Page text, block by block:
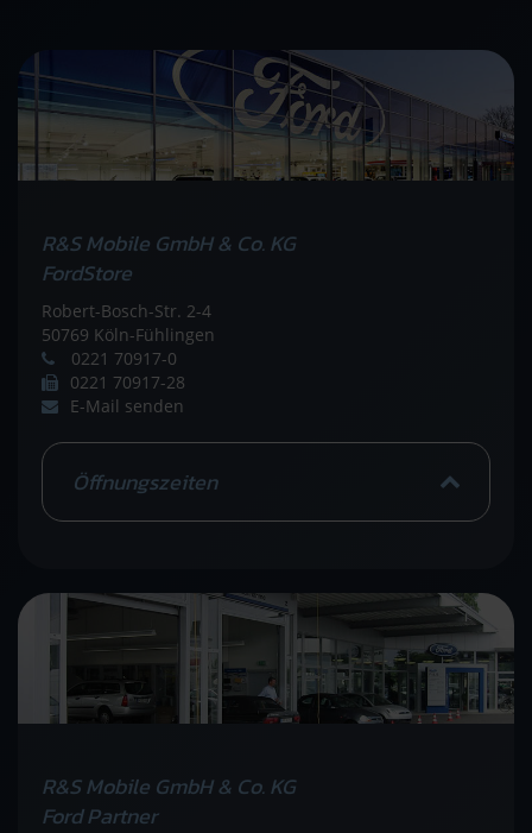
R&S Mobile GmbH & Co. KG
FordStore
Robert-Bosch-Str. 2-4
50769 Köln-Fühlingen
0221 70917-0
0221 70917-28
E-Mail senden
Öffnungszeiten
R&S Mobile GmbH & Co. KG
Ford Partner